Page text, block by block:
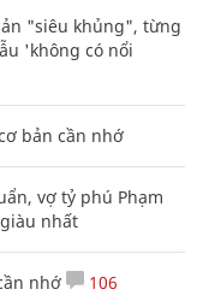
"siêu khủng", từng
'không có nổi
bản cần nhớ
vợ tỷ phú Phạm
nhất
nhớ 106